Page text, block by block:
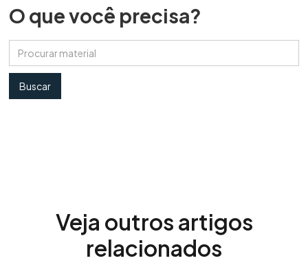
O que você precisa?
Veja outros artigos
relacionados